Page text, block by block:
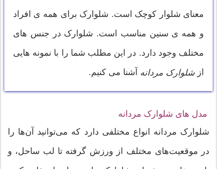
معنای شلوار کوچک است. شلوارک برای همه ی افراد
و همه ی سنین مناسب است. شلوارک در جنس های
مختلف وجود دارد. در این مطلب شما را با نمونه هایی
از شلوارک مردانه آشنا می کنیم.
مدل های شلوارک مردانه
شلوارک مردانه انواع مختلفی دارد که می‌توانید آن‌ها را
در موقعیت‌های مختلف از ورزش گرفته تا لب ساحل، و